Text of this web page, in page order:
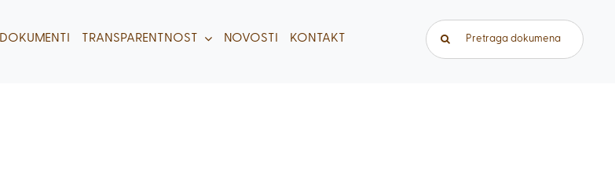
DOKUMENTI TRANSPARENTNOST NOVOSTI KONTAKT Traži...